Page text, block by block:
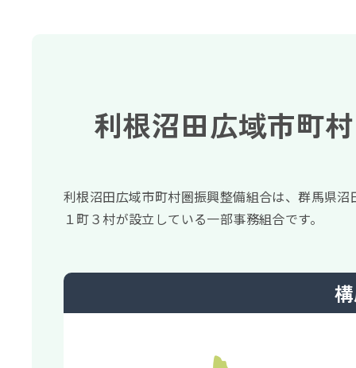
利根沼田広域市町
利根沼田広域市町村圏振興整備組合は、群馬県
１町３村が設立している一部事務組合です。